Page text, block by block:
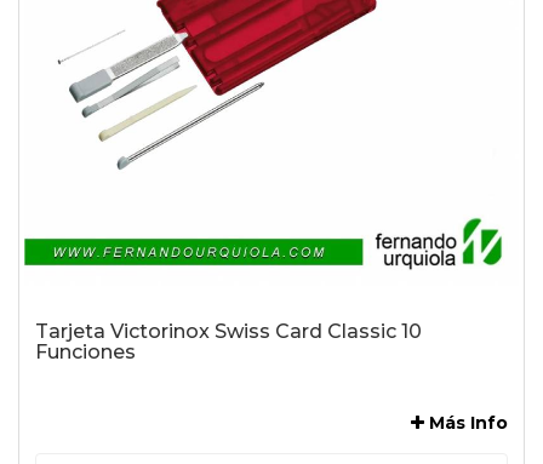
Tarjeta Victorinox Swiss Card Classic 10
Funciones
Más Info